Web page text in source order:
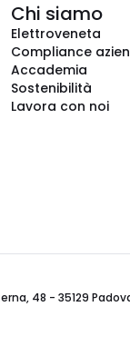
Chi siamo
Elettroveneta
Compliance
Accademia
Sostenibilità
Lavora con noi
48 - 35129